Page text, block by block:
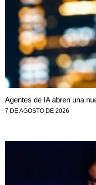
Agentes de IA abren una
7 DE AGOSTO DE 2026